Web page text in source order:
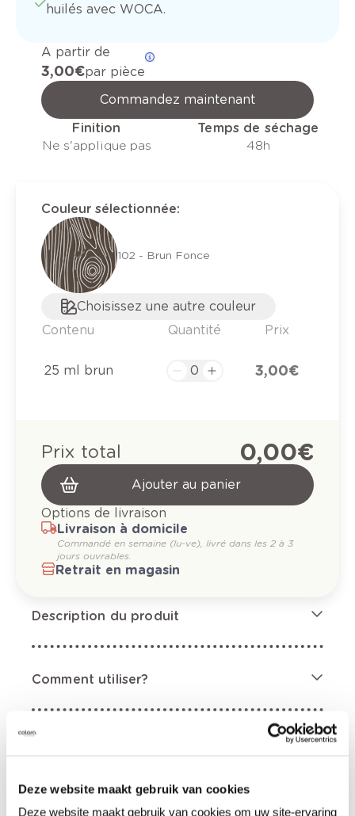
Deze website maakt gebruik van cookies
Deze website maakt gebruik van cookies om uw site-ervaring
huilés avec WOCA.
A partir de
3,00 €par pièce
Commandez maintenant
Finition
Ne s'applique pas
Temps de séchage
48h
Couleur sélectionnée:
102 - Brun Fonce
Choisissez une autre couleur
Contenu
Quantité Prix
25 ml brun 3,00 €
Prix total 0,00 €
Ajouter au panier
Options de livraison
Livraison à domicile
Commandé en semaine (lu-ve), livré dans les 2 à 3
jours ouvrables.
Retrait en magasin
Description du produit
Comment utiliser?